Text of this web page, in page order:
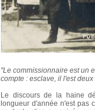
"Le commissionnaire est un
compte : esclave, il l'est
Le discours de la haine
longueur d'année n'est pas